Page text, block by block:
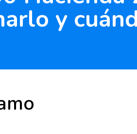
y